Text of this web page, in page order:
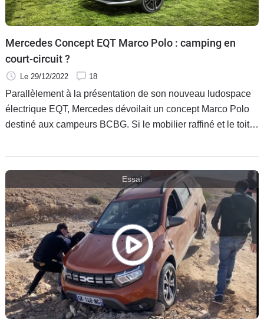
Flottes
Auto
Services
Forum
Moto
Mercedes Concept EQT Marco Polo : camping en
court-circuit ?
Le 29/12/2022 18
Parallèlement à la présentation de son nouveau ludospace
électrique EQT, Mercedes dévoilait un concept Marco Polo
destiné aux campeurs BCBG. Si le mobilier raffiné et le toit
faible capacité de batterie invite à chercher des points de
chute pas trop éloignés de la maison…
Essai